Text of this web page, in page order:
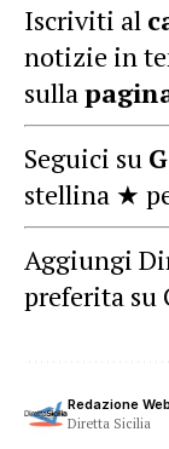
Iscriviti al
notizie in
sulla
Seguici su
stellina ★
Aggiungi
preferita su
Redazione Web
Diretta Sicilia